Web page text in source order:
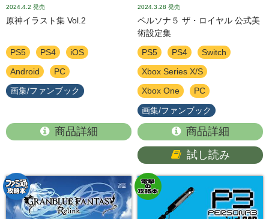
2024.4.2 発売
原神イラスト集 Vol.2
PS5 PS4 iOS
Android PC
画集/ファンブック
商品詳細
2024.3.28 発売
ペルソナ５ ザ・ロイヤル 公式美
術設定集
PS5 PS4 Switch
Xbox Series X/S
Xbox One PC
画集/ファンブック
商品詳細
試し読み